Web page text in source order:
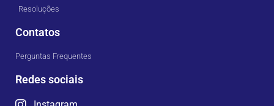
Resoluções
Contatos
Perguntas Frequentes
Redes sociais